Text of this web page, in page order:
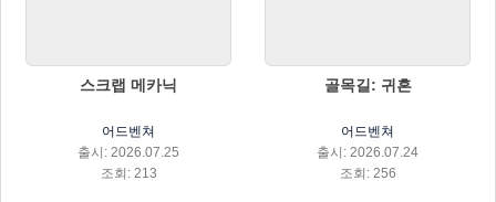
스크랩 메카닉
어드벤쳐
출시: 2026.07.25
조회: 213
골목길: 귀흔
어드벤쳐
출시: 2026.07.24
조회: 256